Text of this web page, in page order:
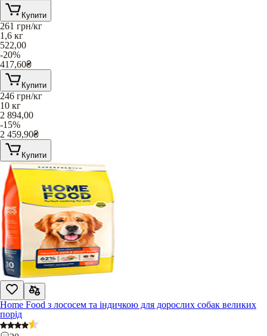
Купити
261 грн/кг
1,6 кг
522,00
-20%
417,60₴
Купити
246 грн/кг
10 кг
2 894,00
-15%
2 459,90₴
Купити
Home Food з лососем та індичкою для дорослих собак великих
порід